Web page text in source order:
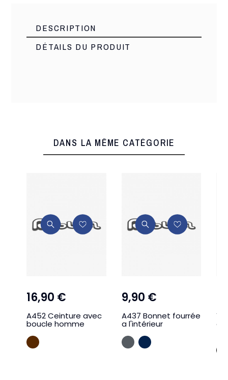
DESCRIPTION
DÉTAILS DU PRODUIT
DANS LA MÊME CATÉGORIE
16,90 €
A452 Ceinture avec
boucle homme
MARRON
9,90 €
A437 Bonnet fourrée
a l'intérieur
GRIS ANTHR
MARINE